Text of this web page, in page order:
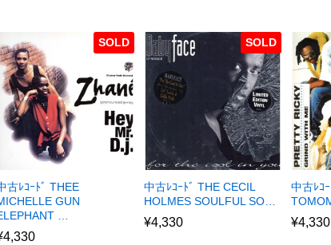
SOLD
古ﾚｺｰﾄﾞ THEE
GUN
…
4,330
SOLD
中古ﾚｺｰﾄﾞ THE CECIL
HOLMES SOULFUL SO…
¥4,330
中古ﾚｺ
¥4,330